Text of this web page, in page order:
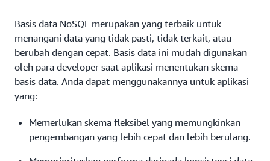
dibuat khusus untuk memberikan visualisasi hampir
dalam waktu nyata dan analitik data yang dihasilkan
mesin dengan mengindeks, menggabungkan, dan
mencari log serta metrik yang semiterstruktur.
transaksi dikomitmenkan.
Isolationmengharuskan
transaksi bersamaan
dilaksanakan secara
terpisah dari transaksi
adanya kemampuan untuk
memulihkan dari
kegagalan sistem yang
membuat basis data
NoSQL menjadi
pilihan yang luar
biasa untuk kasus
penggunaan dengan
throughputtinggi
pengembangan skala
secara horizontal
melebihi batasan
instans tunggal.
dengan menambahkan
replika untuk beban
kerja hanya-baca.
yang konsisten pada skala
yang nyaris tak terbatas.
yang sesuai dengan
bahasa kueri
terstruktur (SQL).
Kueri ini diuraikan
dan dijalankan oleh
database relasional.
memungkinkan aplikasi
mencari pasangan nilai-kunci,
set kolom, atau dokumen
semiterstruktur yang berisi
objek dan atribut aplikasi
berseri.
Basis data NoSQL merupakan yang terbaik untuk
menangani data yang tidak pasti, tidak terkait, atau
berubah dengan cepat. Basis data ini mudah digunakan
oleh para developer saat aplikasi menentukan skema
basis data. Anda dapat menggunakannya untuk aplikasi
yang:
Memerlukan skema fleksibel yang memungkinkan
pengembangan yang lebih cepat dan lebih berulang.